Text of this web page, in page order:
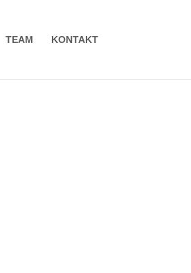
TEAM KONTAKT